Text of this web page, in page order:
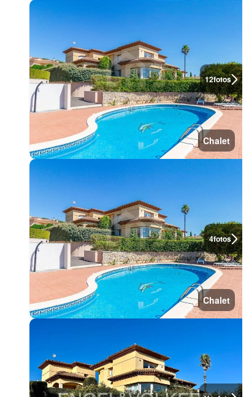
12fotos
Chalet
4fotos
Chalet